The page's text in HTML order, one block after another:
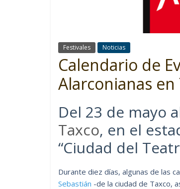
Festivales Noticias
Calendario de
Alarconianas en
Del 23 de mayo
Taxco, en el
“Ciudad del
Durante diez días, algunas de las
Sebastián -de la ciudad de Taxco,